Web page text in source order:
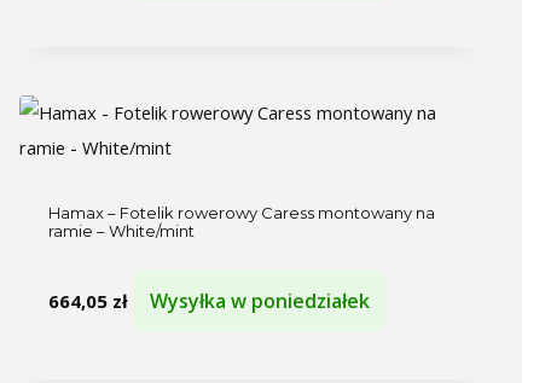
Hamax – Fotelik rowerowy Caress montowany na
ramie – White/mint
664,05 zł Wysyłka w poniedziałek